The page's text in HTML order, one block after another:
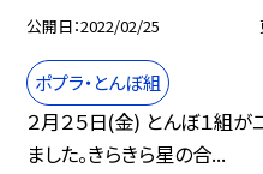
公開日 2022/02/25
ポプラ・とんぼ組
２月２５日(金) とんぼ１組
ました。きらきら星の合...